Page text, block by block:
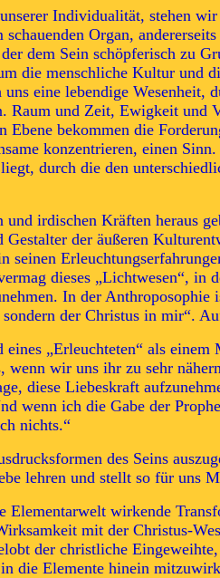
Individualität, stehen
Organ,
dem Sein schöpferisch zu
die menschliche Kultur und
eine lebendige
und Zeit, Ewigkeit
bekommen die
konzentrieren, einen
durch die den
irdischen Kräften heraus
Gestalter der äußeren
seinen
dieses „Lichtwesen“,
In der
der Christus in mir“.
„Erleuchteten“ als
wir uns ihr zu sehr
diese Liebeskraft
ich die Gabe der
nichts.“
des Seins
lehren und stellt so für uns
wirkende
mit der Christus-
der christliche
die Elemente hinein